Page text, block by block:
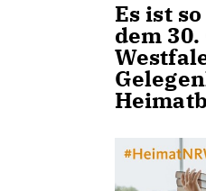
Es ist
dem